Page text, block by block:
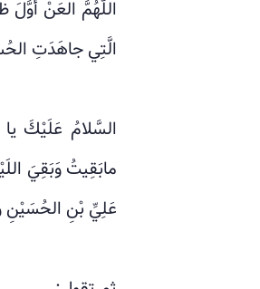
اللّهُمَّ العَنْ
الَّتِي جاهَدَتِ
السَّلامُ عَلَيْكَ
مابَقِيتُ وَبَقِيَ
عَلِيِّ بْنِ الحُسَيْنِ